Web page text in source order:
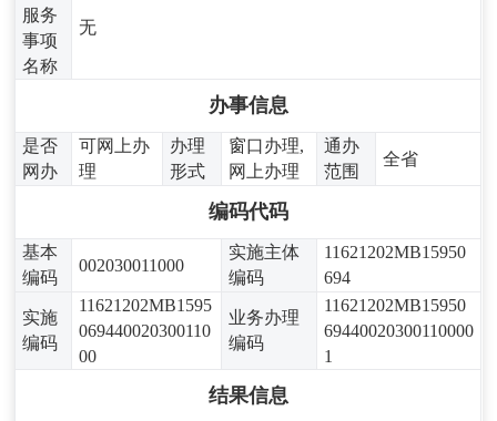
服务
事项
名称
无
办事信息
是否
网办
可网上办
理
办理
形式
窗口办理,
网上办理
通办
范围
全省
编码代码
基本
编码
002030011000
实施主体
编码
11621202MB15950
694
实施
编码
11621202MB1595
069440020300110
00
业务办理
编码
11621202MB15950
69440020300110000
1
结果信息